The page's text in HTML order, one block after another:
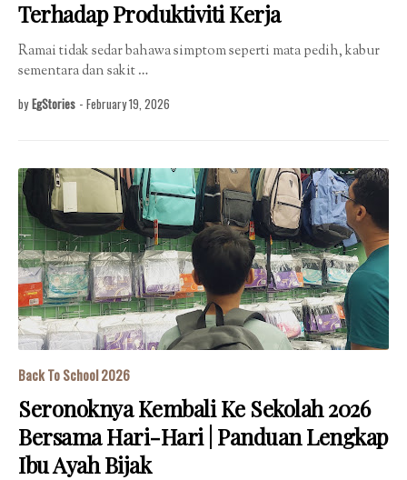
Terhadap Produktiviti Kerja
Ramai tidak sedar bahawa simptom seperti mata pedih, kabur
sementara dan sakit …
by EgStories - February 19, 2026
Back To School 2026
Seronoknya Kembali Ke Sekolah 2026
Bersama Hari-Hari | Panduan Lengkap
Ibu Ayah Bijak